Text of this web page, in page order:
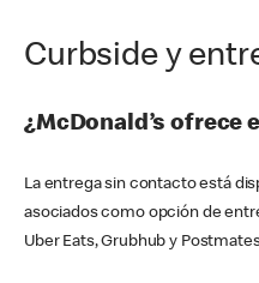
Curbside y
¿McDonald’s ofrece
La entrega sin contacto está
asociados como opción de
Uber Eats, Grubhub y